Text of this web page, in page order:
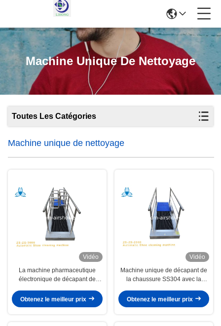
Machine Unique De Nettoyage
Toutes Les Catégories
Machine unique de nettoyage
Vidéo
La machine pharmaceutique
électronique de décapant de
chaussent le décapant unique
pour une usine plus propre
Obtenez le meilleur prix
Vidéo
Machine unique de décapant de
la chaussure SS304 avec la
Obtenez le meilleur prix